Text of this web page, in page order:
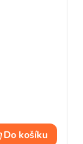
Do košíku